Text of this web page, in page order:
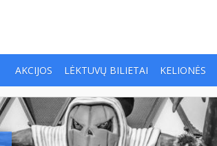
AKCIJOS LĖKTUVŲ BILIETAI KELIONĖS